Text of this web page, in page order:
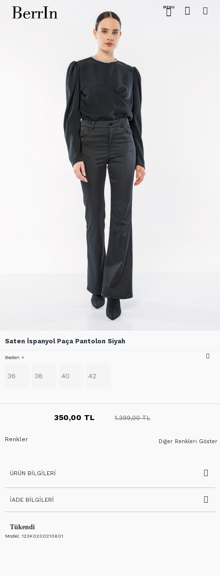
Saten İspanyol Paça Pantolon Siyah
Tükendi
Model: 123K0200210601
350,00 TL 1.399,00 TL
Beden
36 38 40 42
Diğer Renkleri Göster
Renkler
ÜRÜN BILGILERI
İADE BILGILERI